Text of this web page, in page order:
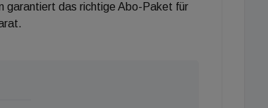
garantiert das richtige Abo-Paket für